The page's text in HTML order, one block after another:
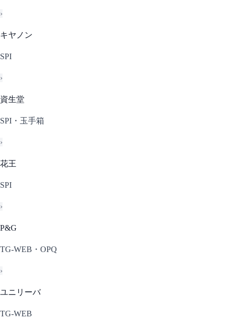
›
キヤノン
SPI
›
資生堂
SPI・玉手箱
›
花王
SPI
›
P&G
TG-WEB・OPQ
›
ユニリーバ
TG-WEB